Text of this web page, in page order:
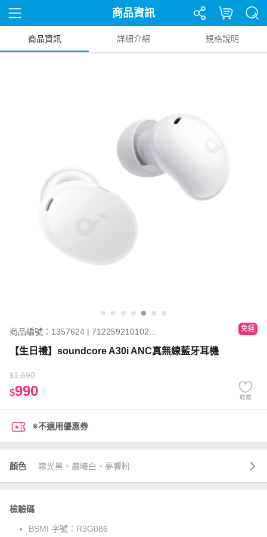
商品資訊
商品資訊 詳細介紹 規格說明
商品編號：1357624 | 712259210102... 免運
【生日禮】soundcore A30i ANC真無線藍牙耳機
$1,690
$990 收藏
※不適用優惠券
顏色 霧光黑、晨曦白、夢響粉
檢驗碼
BSMI 字號： R3G086